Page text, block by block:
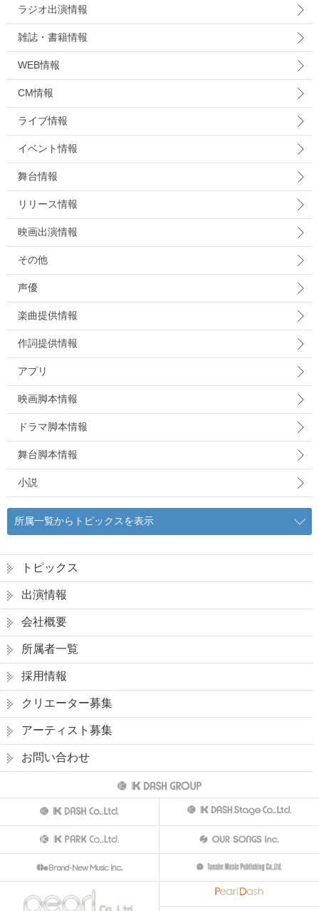
ラジオ出演情報
雑誌・書籍情報
WEB情報
CM情報
ライブ情報
イベント情報
舞台情報
リリース情報
映画出演情報
その他
声優
楽曲提供情報
作詞提供情報
アプリ
映画脚本情報
ドラマ脚本情報
舞台脚本情報
小説
所属一覧からトピックスを表示
トピックス
出演情報
会社概要
所属者一覧
採用情報
クリエーター募集
アーティスト募集
お問い合わせ